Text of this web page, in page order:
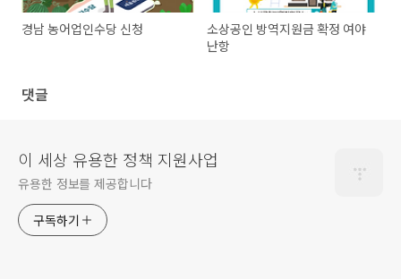
경남 농어업인수당 신청
소상공인 방역지원금 확정 여야
난항
댓글
이 세상 유용한 정책 지원사업
유용한 정보를 제공합니다
구독하기